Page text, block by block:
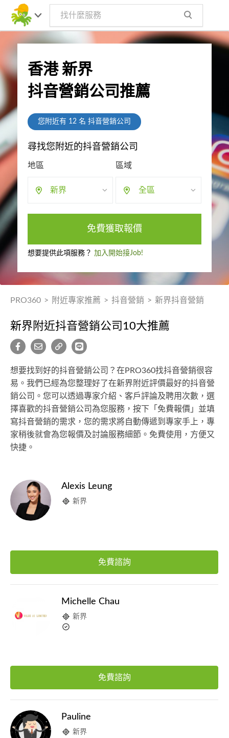
香港 新界
抖音營銷公司推薦
您附近有 12名 抖音營銷公司
尋找您附近的抖音營銷公司
地區
新界
區域
全區
免費獲取報價
想要提供此項服務？ 加入開始接Job!
PRO360 > 附近專家推薦 > 抖音營銷 > 新界抖音營銷
新界附近抖音營銷公司10大推薦
想要找到好的抖音營銷公司？在PRO360找抖音營銷很容
易。我們已經為您整理好了在新界附近評價最好的抖音營
銷公司。您可以透過專家介紹、客戶評論及聘用次數，選
擇喜歡的抖音營銷公司為您服務，按下「免費報價」並填
寫抖音營銷的需求，您的需求將自動傳遞到專家手上，專
家稍後就會為您報價及討論服務細節。免費使用，方便又
快捷。
Alexis Leung
新界
免費諮詢
Michelle Chau
新界
免費諮詢
Pauline
新界